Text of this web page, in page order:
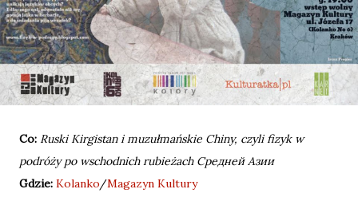
Co: Ruski Kirgistan i muzułmańskie Chiny, czyli fizyk w
podróży po wschodnich rubieżach Средней Азии
Gdzie: Kolanko/Magazyn Kultury